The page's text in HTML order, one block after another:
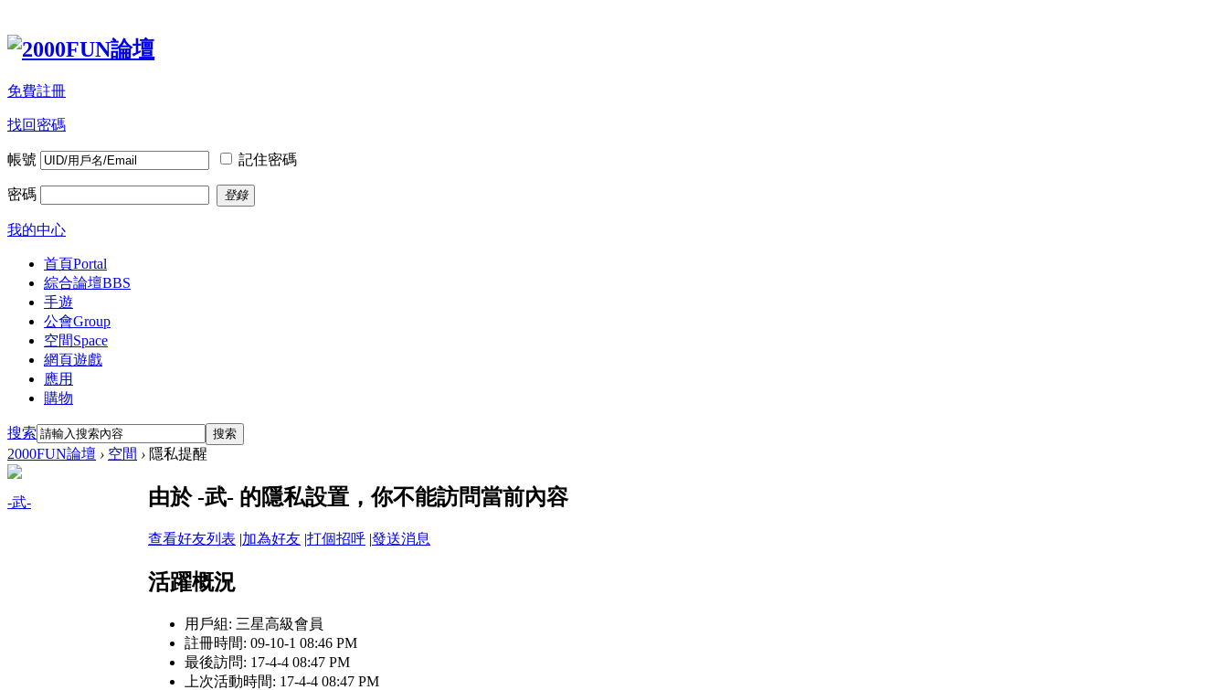
免費註冊
找回密碼
帳號 記住密碼
密碼 登錄
我的中心
首頁Portal
綜合論壇BBS
手遊
公會Group
空間Space
網頁遊戲
應用
購物
搜索 搜索
2000FUN論壇 › 空間 › 隱私提醒
-武- 由於 -武- 的隱私設置，你不能訪問當前內容
查看好友列表 |加為好友 |打個招呼 |發送消息
活躍概況
用戶組: 三星高級會員
註冊時間: 09-10-1 08:46 PM
最後訪問: 17-4-4 08:47 PM
上次活動時間: 17-4-4 08:47 PM